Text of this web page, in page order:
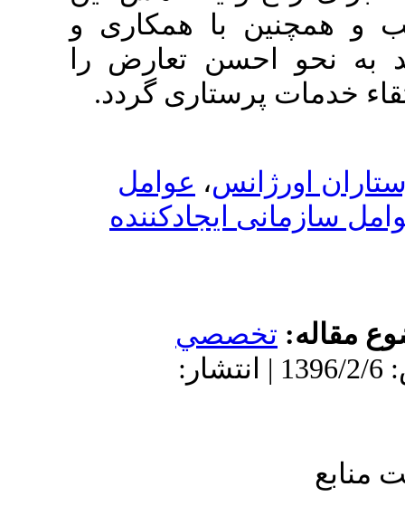
ﺑﺎ ﻫﻤﮑﺎری و
اﺣﺴﻦ ﺗﻌﺎرض را
ﭘﺮﺳﺘﺎری ﮔﺮدد.
،ﻋﻮاﻣﻞ
ایجادﮐﻨﻨﺪه
تخصصي
دریافت: 1394/5/25 | پذیرش: 1396/2/6 | انتشار: